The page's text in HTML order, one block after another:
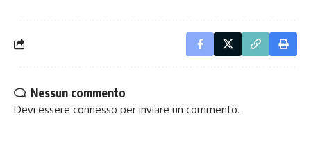
Nessun commento
Devi essere connesso per inviare un commento.